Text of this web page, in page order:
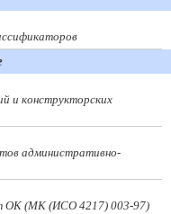
и конструкторских
административно-
ОК (МК (ИСО 4217) 003-97)